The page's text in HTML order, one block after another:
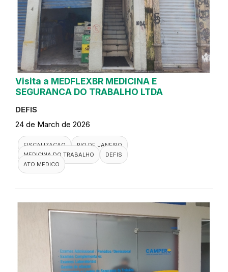
Visita a MEDFLEXBR MEDICINA E
SEGURANCA DO TRABALHO LTDA
DEFIS
24 de March de 2026
FISCALIZACAO
RIO DE JANEIRO
MEDICINA DO TRABALHO
DEFIS
ATO MEDICO